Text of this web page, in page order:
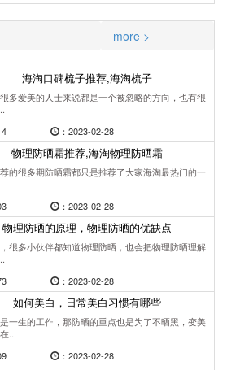
more >
海淘口碑梳子推荐,海淘梳子
多爱美的人士来说都是一个被忽略的方向，也有很
：2023-02-28
物理防晒霜推荐,海淘物理防晒霜
的很多期防晒霜都只是推荐了大家海淘最热门的一
：2023-02-28
物理防晒的原理，物理防晒的优缺点
很多小伙伴都知道物理防晒，也会把物理防晒理解
：2023-02-28
如何美白，日常美白习惯有哪些
一生的工作，那防晒的重点也是为了不晒黑，变美
..
：2023-02-28